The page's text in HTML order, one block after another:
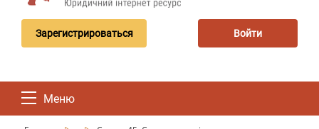
Зарегистрироваться Войти
Меню